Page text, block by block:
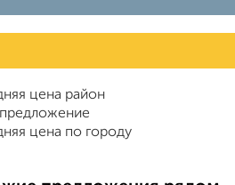
цена район
цена по городу